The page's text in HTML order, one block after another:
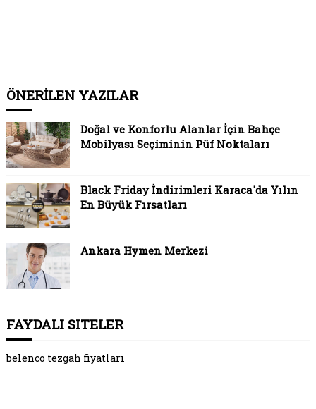
ÖNERİLEN YAZILAR
Doğal ve Konforlu Alanlar İçin Bahçe
Mobilyası Seçiminin Püf Noktaları
Black Friday İndirimleri Karaca'da Yılın
En Büyük Fırsatları
Ankara Hymen Merkezi
FAYDALI SITELER
belenco tezgah fiyatları